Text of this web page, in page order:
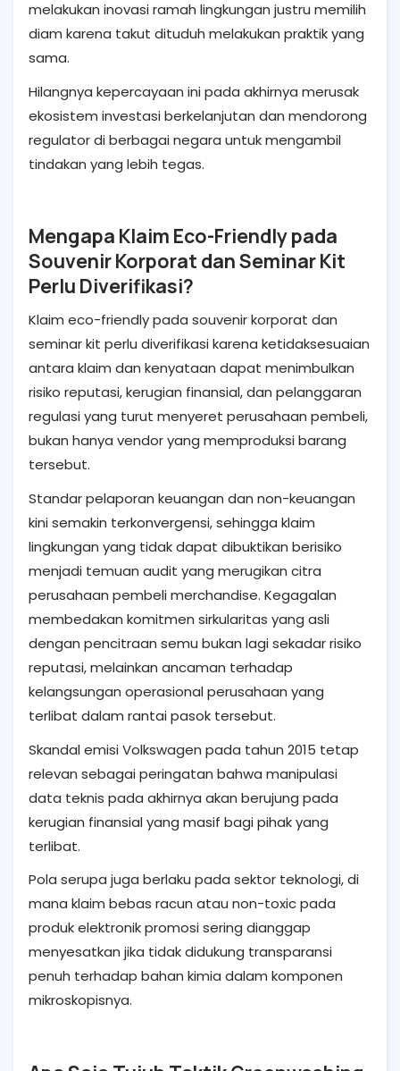
melakukan inovasi ramah lingkungan justru memilih
diam karena takut dituduh melakukan praktik yang
sama.
Hilangnya kepercayaan ini pada akhirnya merusak
ekosistem investasi berkelanjutan dan mendorong
regulator di berbagai negara untuk mengambil
tindakan yang lebih tegas.
Mengapa Klaim Eco-Friendly pada
Souvenir Korporat dan Seminar Kit
Perlu Diverifikasi?
Klaim eco-friendly pada souvenir korporat dan
seminar kit perlu diverifikasi karena ketidaksesuaian
antara klaim dan kenyataan dapat menimbulkan
risiko reputasi, kerugian finansial, dan pelanggaran
regulasi yang turut menyeret perusahaan pembeli,
bukan hanya vendor yang memproduksi barang
tersebut.
Standar pelaporan keuangan dan non-keuangan
kini semakin terkonvergensi, sehingga klaim
lingkungan yang tidak dapat dibuktikan berisiko
menjadi temuan audit yang merugikan citra
perusahaan pembeli merchandise. Kegagalan
membedakan komitmen sirkularitas yang asli
dengan pencitraan semu bukan lagi sekadar risiko
reputasi, melainkan ancaman terhadap
kelangsungan operasional perusahaan yang
terlibat dalam rantai pasok tersebut.
Skandal emisi Volkswagen pada tahun 2015 tetap
relevan sebagai peringatan bahwa manipulasi
data teknis pada akhirnya akan berujung pada
kerugian finansial yang masif bagi pihak yang
terlibat.
Pola serupa juga berlaku pada sektor teknologi, di
mana klaim bebas racun atau non-toxic pada
produk elektronik promosi sering dianggap
menyesatkan jika tidak didukung transparansi
penuh terhadap bahan kimia dalam komponen
mikroskopisnya.